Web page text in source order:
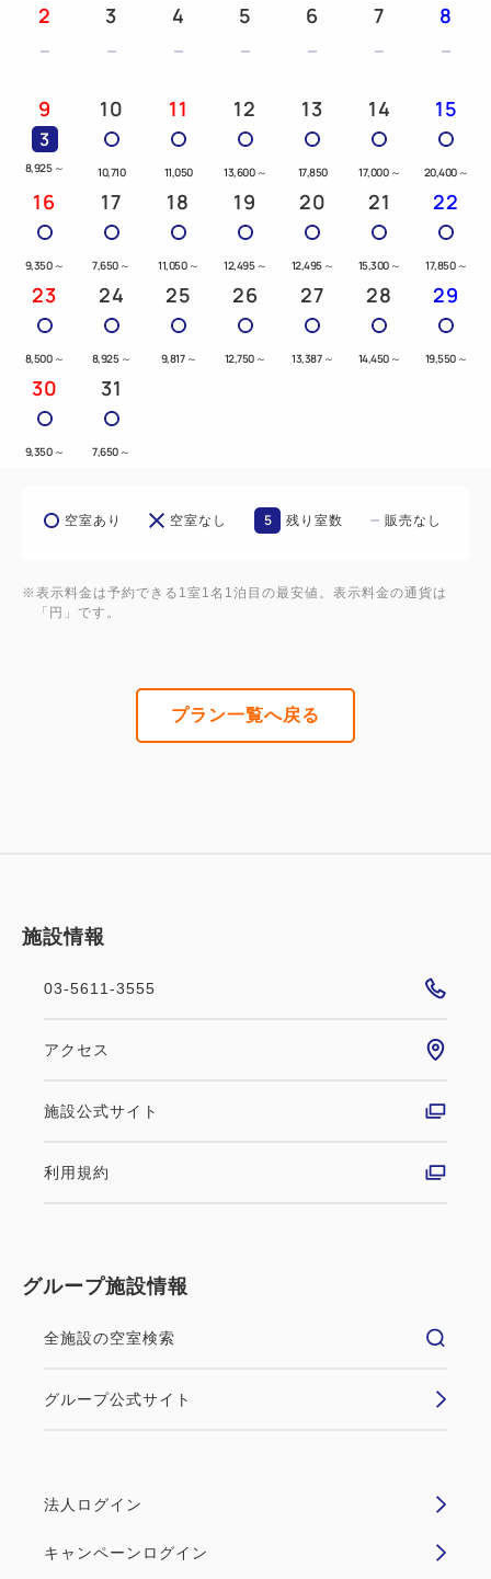
2 3 4 5 6 7 8
9
3
8,925 ～
10
10,710
11
11,050
12
13,600 ～
13
17,850
14
17,000 ～
15
20,400 ～
16
9,350 ～
17
7,650 ～
18
11,050 ～
19
12,495 ～
20
12,495 ～
21
15,300 ～
22
17,850 ～
23
8,500 ～
24
8,925 ～
25
9,817 ～
26
12,750 ～
27
13,387 ～
28
14,450 ～
29
19,550 ～
30
9,350 ～
31
7,650 ～
空室あり 空室なし 5 残り室数 販売なし
※表示料金は予約できる1室1名1泊目の最安値。表示料金の通貨は
「円」です。
プラン一覧へ戻る
施設情報
03-5611-3555
アクセス
施設公式サイト
利用規約
グループ施設情報
全施設の空室検索
グループ公式サイト
法人ログイン
キャンペーンログイン